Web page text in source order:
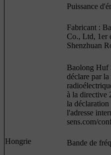
Puissance
Fabricant :
Co., Ltd, 1er
Shenzhuan
Hongrie
Baolong Huf
déclare par
à la directive
la
l'adresse
sens.com/
Bande de